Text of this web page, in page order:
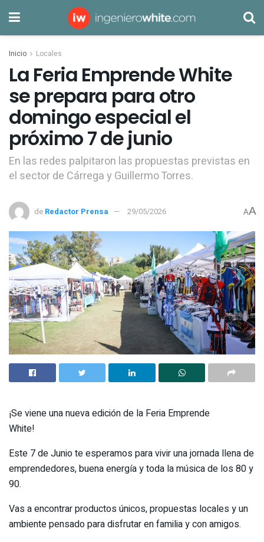
Inicio Locales
La Feria Emprende White
se prepara para otro
domingo especial el
próximo 7 de junio
En las redes palpitaron las propuestas previstas en
el sector de Cárrega y Guillermo Torres.
de Redactor Prensa 29/05/2026 AA
¡Se viene una nueva edición de la Feria Emprende
White!
Este 7 de Junio te esperamos para vivir una jornada llena de
emprendedores, buena energía y toda la música de los 80 y
90.
Vas a encontrar productos únicos, propuestas locales y un
ambiente pensado para disfrutar en familia y con amigos.